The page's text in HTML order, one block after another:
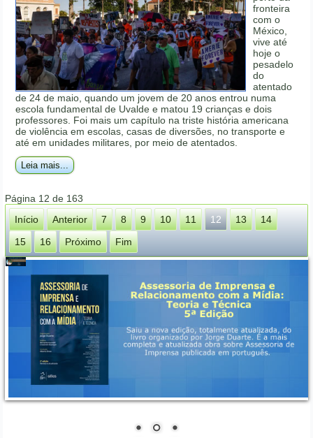
fronteira
com o
México,
vive até
hoje o
pesadelo
do
atentado
de 24 de maio, quando um jovem de 20 anos entrou numa
escola fundamental de Uvalde e matou 19 crianças e dois
professores. Foi mais um capítulo na triste história americana
de violência em escolas, casas de diversões, no transporte e
até em unidades militares, por meio de atentados.
Leia mais...
Página 12 de 163
Início
Anterior 7 8 9 10 11 12 13
14
15
16 Próximo Fim